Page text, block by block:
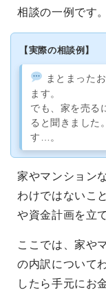
相談の一例です。
【実際の相談例】
まとまった
ます。
でも、家を売る
ると聞きました
す…。
家やマンション
わけではないこ
や資金計画を立
ここでは、家や
の内訳について
したら手元にお